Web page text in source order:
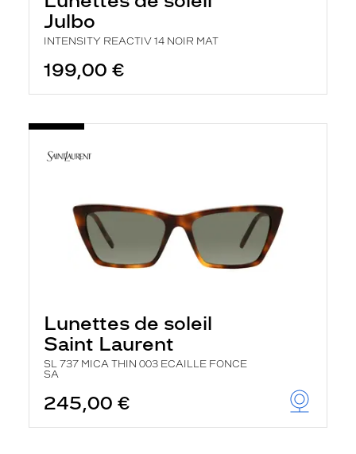
Julbo
INTENSITY REACTIV 14 NOIR MAT
199,00 €
Lunettes de soleil
Saint Laurent
SL 737 MICA THIN 003 ECAILLE FONCE
SA
245,00 €